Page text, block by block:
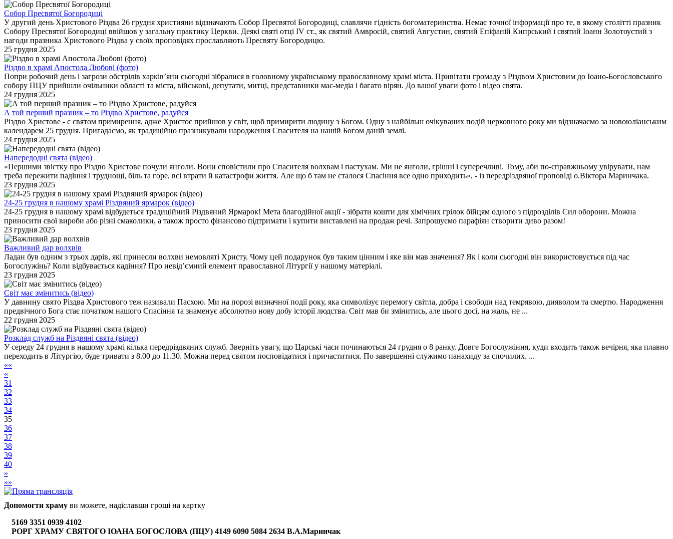
Собор Пресвятої Богородиці
У другий день Христового Різдва 26 грудня християни відзначають Собор Пресвятої Богородиці, славлячи гідність богоматеринства. Немає точної інформації про те, в якому столітті празник
Собору Пресвятої Богородиці ввійшов у загальну практику Церкви. Деякі святі отці IV ст., як святий Амвросій, святий Августин, святий Епіфаній Кипрський і святий Іоанн Золотоустий з
нагоди празника Христового Різдва у своїх проповідях прославляють Пресвяту Богородицю.
25 грудня 2025
Різдво в храмі Апостола Любові (фото)
Попри робочий день і загрози обстрілів харків’яни сьогодні зібралися в головному українському православному храмі міста. Привітати громаду з Різдвом Христовим до Іоано-Богословського
собору ПЦУ прийшли очільники області та міста, військові, депутати, митці, представники мас-медіа і багато вірян. До вашої уваги фото і відео свята.
24 грудня 2025
А той перший празник – то Різдво Христове, радуйся
Різдво Христове - є святом примирення, адже Христос прийшов у світ, щоб примирити людину з Богом. Одну з найбільш очікуваних подій церковного року ми відзначаємо за новоюліанським
календарем 25 грудня. Пригадаємо, як традиційно празникували народження Спасителя на нашій Богом даній землі.
24 грудня 2025
Напередодні свята (відео)
«Першими звістку про Різдво Христове почули янголи. Вони сповістили про Спасителя волхвам і пастухам. Ми не янголи, грішні і суперечливі. Тому, аби по-справжньому увірувати, нам
треба пережити падіння і труднощі, біль та горе, всі втрати й катастрофи життя. Але що б там не сталося Спасіння все одно приходить», - із передріздвяної проповіді о.Віктора Маринчака.
23 грудня 2025
24-25 грудня в нашому храмі Різдвяний ярмарок (відео)
24-25 грудня в нашому храмі відбудеться традиційний Різдвяний Ярмарок! Мета благодійної акції - зібрати кошти для хімічних грілок бійцям одного з підрозділів Сил оборони. Можна
приносити свої вироби або різні смаколики, а також просто фінансово підтримати і купити виставлені на продаж речі. Запрошуємо парафіян створити диво разом!
23 грудня 2025
Важливий дар волхвів
Ладан був одним з трьох дарів, які принесли волхви немовляті Христу. Чому цей подарунок був таким цінним і яке він мав значення? Як і коли сьогодні він використовується під час
Богослужінь? Коли відбувається кадіння? Про невід’ємний елемент православної Літургії у нашому матеріалі.
23 грудня 2025
Світ має змінитись (відео)
У давнину свято Різдва Христового теж називали Пасхою. Ми на порозі визначної події року, яка символізує перемогу світла, добра і свободи над темрявою, дияволом та смертю. Народження
предвічного Бога стає початком нашого Спасіння та знаменує абсолютно нову добу історії людства. Світ мав би змінитись, але цього досі, на жаль, не ...
22 грудня 2025
Розклад служб на Різдвяні свята (відео)
У середу 24 грудня в нашому храмі кілька передріздвяних служб. Зверніть увагу, що Царські часи починаються 24 грудня о 8 ранку. Довге Богослужіння, куди входить також вечірня, яка плавно
переходить в Літургію, буде тривати з 8.00 до 11.30. Можна перед святом посповідатися і причаститися. По завершенні служимо панахиду за спочилих. ...
««
«
31
32
33
34
35
36
37
38
39
40
»
»»
Допомогти храму ви можете, надіславши гроші на картку
5169 3351 0939 4102
РОРГ ХРАМУ СВЯТОГО ІОАНА БОГОСЛОВА (ПЦУ) 4149 6090 5084 2634 В.А.Маринчак